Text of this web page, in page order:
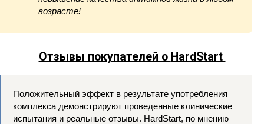
возрасте!
Отзывы покупателей о HardStart
Положительный эффект в результате употребления
комплекса демонстрируют проведенные клинические
испытания и реальные отзывы. HardStart, по мнению